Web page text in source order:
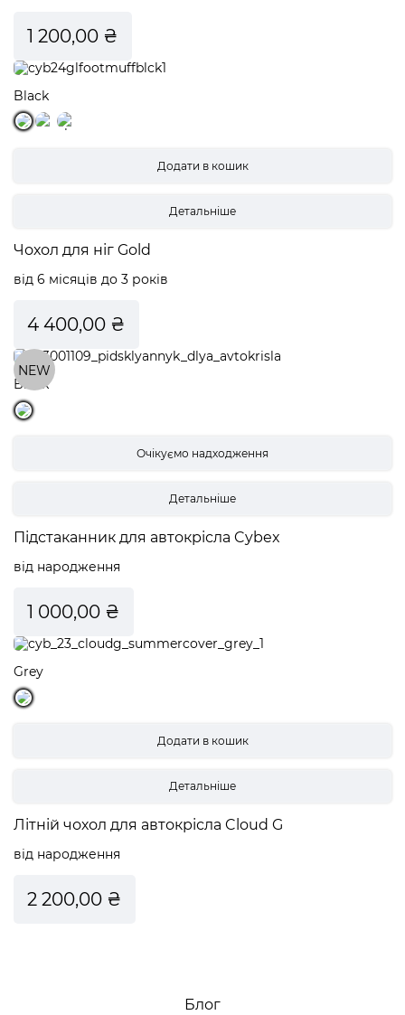
1 200,00 ₴
Black
Детальніше
Чохол для ніг Gold
від 6 місяців до 3 років
4 400,00 ₴
NEW
Black
Детальніше
Підстаканник для автокрісла Cybex
від народження
1 000,00 ₴
Grey
Детальніше
Літній чохол для автокрісла Cloud G
від народження
2 200,00 ₴
Блог